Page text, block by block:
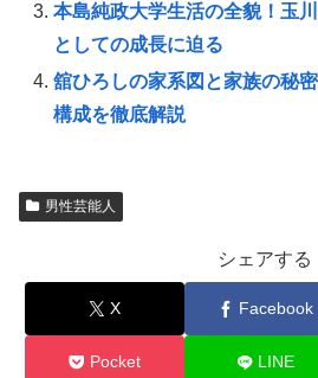
本島純政大学生活の全貌！玉
としての成長に迫る
舘ひろしの家系図と家族の秘
構成を徹底解説
男性芸能人
シェアする
X Facebook
Pocket LINE